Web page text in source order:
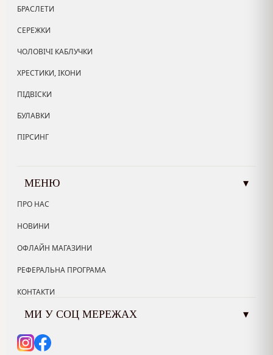
БРАСЛЕТИ
СЕРЕЖКИ
ЧОЛОВІЧІ КАБЛУЧКИ
ХРЕСТИКИ, ІКОНИ
ПІДВІСКИ
БУЛАВКИ
ПІРСИНГ
МЕНЮ ▾
ПРО НАС
НОВИНИ
ОФЛАЙН МАГАЗИНИ
РЕФЕРАЛЬНА ПРОГРАМА
КОНТАКТИ
МИ У СОЦ МЕРЕЖАХ ▾